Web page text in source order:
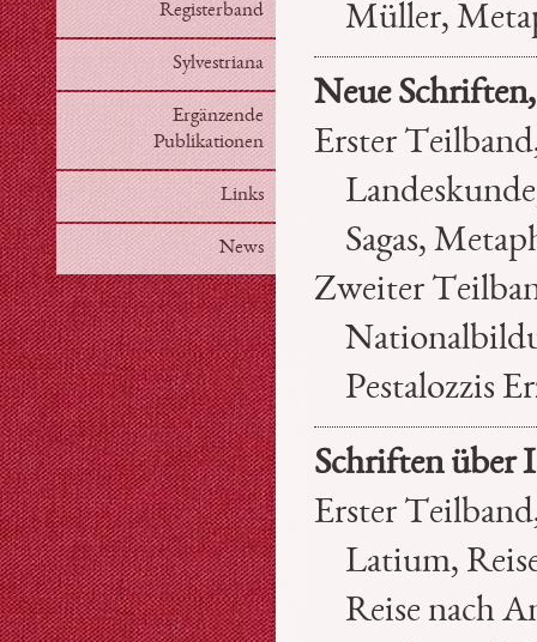
Registerband
Sylvestriana
Ergänzende
Publikationen
Links
News
Müller,
Neue Schriften,
Erster
Sagas,
Zweiter
Pestalozzis
Schriften über
Erster
Latium,
Reise nach